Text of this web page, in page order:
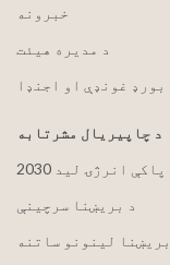
خبرونه
د مدیره هیئت
بورډ غونډې او اجنډا
د چاپیریال مشرتابه
د پاکې انرژۍ لید
د بریښنا سرچینې
لینونو ساتنه